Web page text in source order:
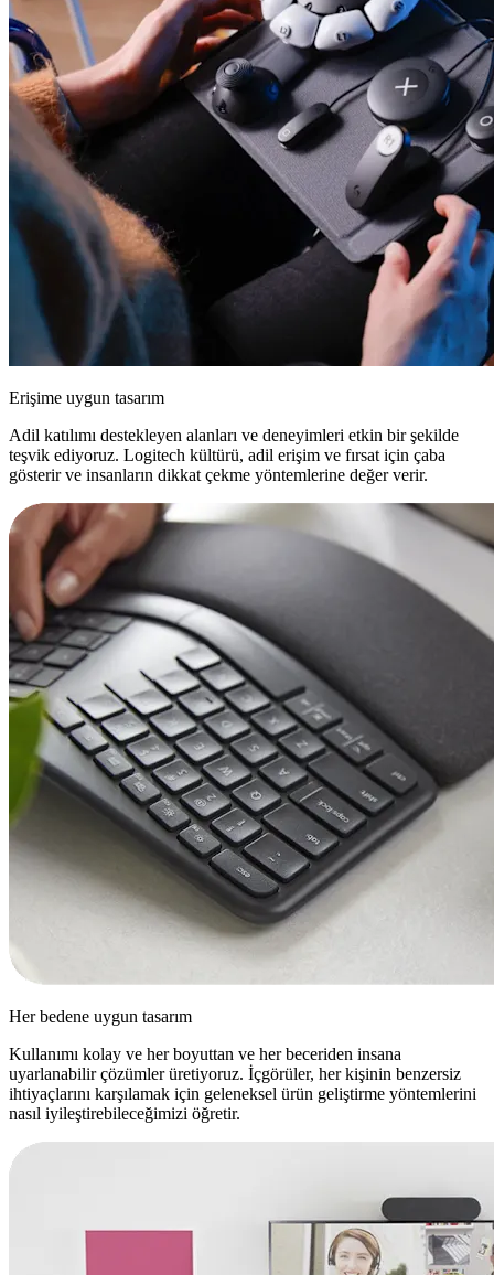
Erişime uygun tasarım
Adil katılımı destekleyen alanları ve deneyimleri etkin bir şekilde
teşvik ediyoruz. Logitech kültürü, adil erişim ve fırsat için çaba
gösterir ve insanların dikkat çekme yöntemlerine değer verir.
Her bedene uygun tasarım
Kullanımı kolay ve her boyuttan ve her beceriden insana
uyarlanabilir çözümler üretiyoruz. İçgörüler, her kişinin benzersiz
ihtiyaçlarını karşılamak için geleneksel ürün geliştirme yöntemlerini
nasıl iyileştirebileceğimizi öğretir.